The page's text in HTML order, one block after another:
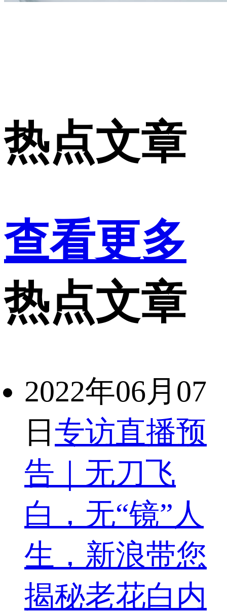
热点文章
查看更多
热点文章
2022年06月07
日 专访直播预
告｜无刀飞
白，无“镜”人
生，新浪带您
揭秘老花白内